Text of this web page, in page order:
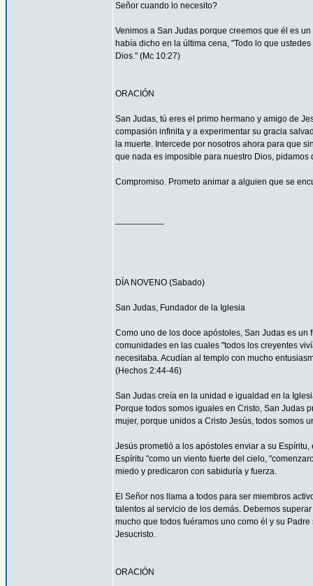
Señor cuando lo necesito?
Venimos a San Judas porque creemos que él es
había dicho en la última cena, "Todo lo que
Dios." (Mc 10:27)
ORACIÓN
San Judas, tú eres el primo hermano y amigo de
compasión infinita y a experimentar su gracia
la muerte. Intercede por nosotros ahora para que
que nada es imposible para nuestro Dios,
Compromiso. Prometo animar a alguien que se
DÍA NOVENO (Sabado)
San Judas, Fundador de la Iglesia
Como uno de los doce apóstoles, San Judas es
comunidades en las cuales "todos los creyentes
necesitaba. Acudían al templo con mucho
(Hechos 2:44-46)
San Judas creía en la unidad e igualdad en la
Porque todos somos iguales en Cristo, San Judas
mujer, porque unidos a Cristo Jesús, todos somos
Jesús prometió a los apóstoles enviar a su
Espíritu "como un viento fuerte del cielo,
miedo y predicaron con sabiduría y fuerza.
El Señor nos llama a todos para ser miembros
talentos al servicio de los demás. Debemos
mucho que todos fuéramos uno como él y su
Jesucristo.
ORACIÓN